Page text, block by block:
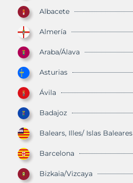
Albacete
Almería
Araba/Álava
Asturias
Ávila
Badajoz
Balears, Illes/ Islas Baleares
Barcelona
Bizkaia/Vizcaya